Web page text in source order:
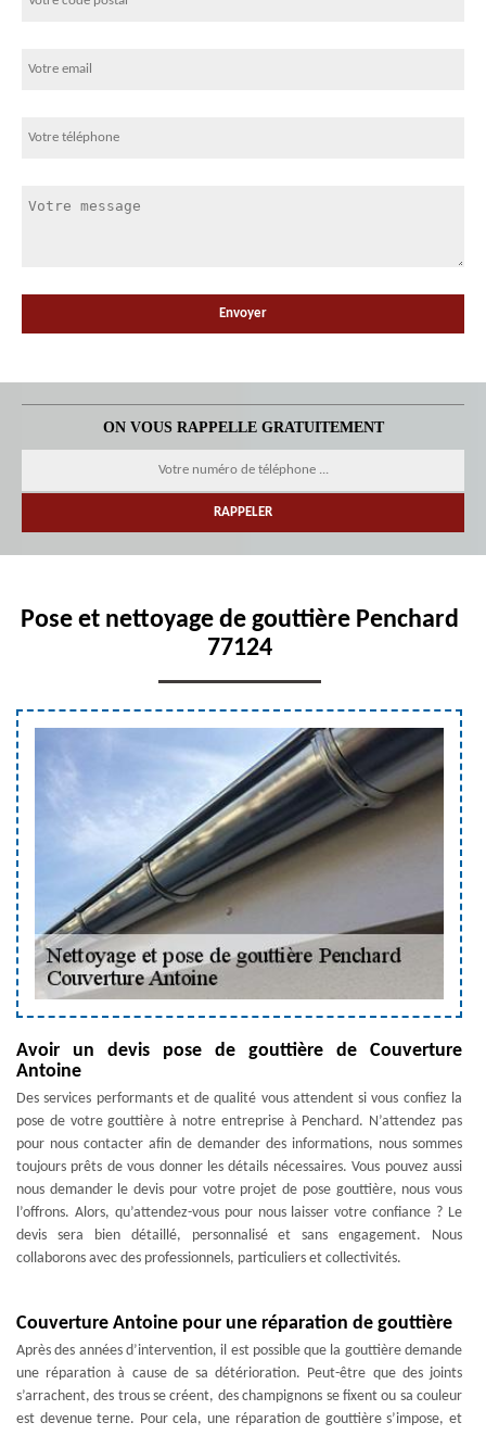
ON VOUS RAPPELLE GRATUITEMENT
Pose et nettoyage de gouttière Penchard
77124
Avoir un devis pose de gouttière de Couverture
Antoine
Des services performants et de qualité vous attendent si vous confiez la
pose de votre gouttière à notre entreprise à Penchard. N’attendez pas
pour nous contacter afin de demander des informations, nous sommes
toujours prêts de vous donner les détails nécessaires. Vous pouvez aussi
nous demander le devis pour votre projet de pose gouttière, nous vous
l’offrons. Alors, qu’attendez-vous pour nous laisser votre confiance ? Le
devis sera bien détaillé, personnalisé et sans engagement. Nous
collaborons avec des professionnels, particuliers et collectivités.
Couverture Antoine pour une réparation de gouttière
Après des années d’intervention, il est possible que la gouttière demande
une réparation à cause de sa détérioration. Peut-être que des joints
s’arrachent, des trous se créent, des champignons se fixent ou sa couleur
est devenue terne. Pour cela, une réparation de gouttière s’impose, et